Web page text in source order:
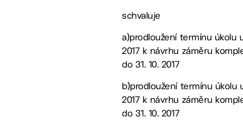
schvaluje
a)prodloužení termínu úkolu
2017 k návrhu záměru
do 31. 10. 2017
b)prodloužení termínu úkolu
2017 k návrhu záměru
do 31. 10. 2017